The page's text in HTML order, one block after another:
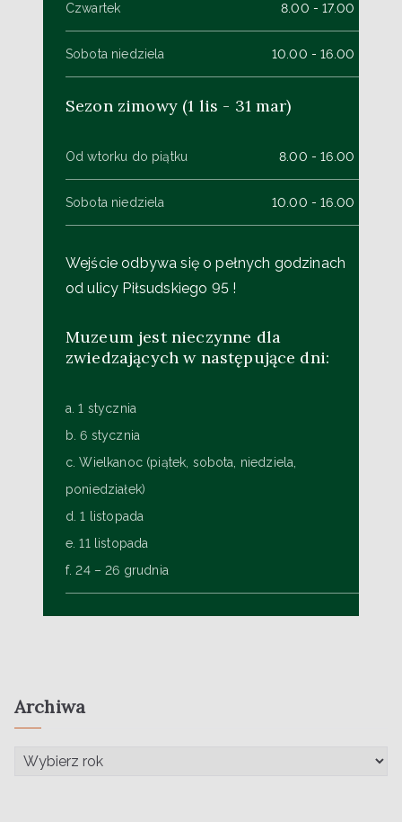
Czwartek 8.00 - 17.00
Sobota niedziela 10.00 - 16.00
Sezon zimowy (1 lis - 31 mar)
Od wtorku do piątku 8.00 - 16.00
Sobota niedziela 10.00 - 16.00
Wejście odbywa się o pełnych godzinach
od ulicy Piłsudskiego 95 !
Muzeum jest nieczynne dla
zwiedzających w następujące dni:
a. 1 stycznia
b. 6 stycznia
c. Wielkanoc (piątek, sobota, niedziela,
poniedziałek)
d. 1 listopada
e. 11 listopada
f. 24 – 26 grudnia
Archiwa